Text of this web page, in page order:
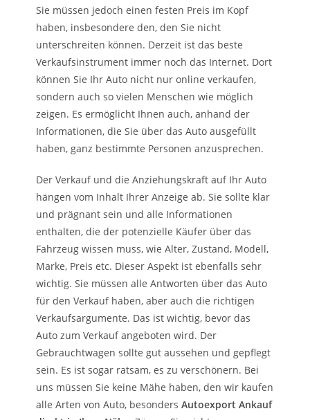
Sie müssen jedoch einen festen Preis im Kopf
haben, insbesondere den, den Sie nicht
unterschreiten können. Derzeit ist das beste
Verkaufsinstrument immer noch das Internet. Dort
können Sie Ihr Auto nicht nur online verkaufen,
sondern auch so vielen Menschen wie möglich
zeigen. Es ermöglicht Ihnen auch, anhand der
Informationen, die Sie über das Auto ausgefüllt
haben, ganz bestimmte Personen anzusprechen.
Der Verkauf und die Anziehungskraft auf Ihr Auto
hängen vom Inhalt Ihrer Anzeige ab. Sie sollte klar
und prägnant sein und alle Informationen
enthalten, die der potenzielle Käufer über das
Fahrzeug wissen muss, wie Alter, Zustand, Modell,
Marke, Preis etc. Dieser Aspekt ist ebenfalls sehr
wichtig. Sie müssen alle Antworten über das Auto
für den Verkauf haben, aber auch die richtigen
Verkaufsargumente. Das ist wichtig, bevor das
Auto zum Verkauf angeboten wird. Der
Gebrauchtwagen sollte gut aussehen und gepflegt
sein. Es ist sogar ratsam, es zu verschönern. Bei
uns müssen Sie keine Mähe haben, den wir kaufen
alle Arten von Auto, besondersAutoexport Ankauf